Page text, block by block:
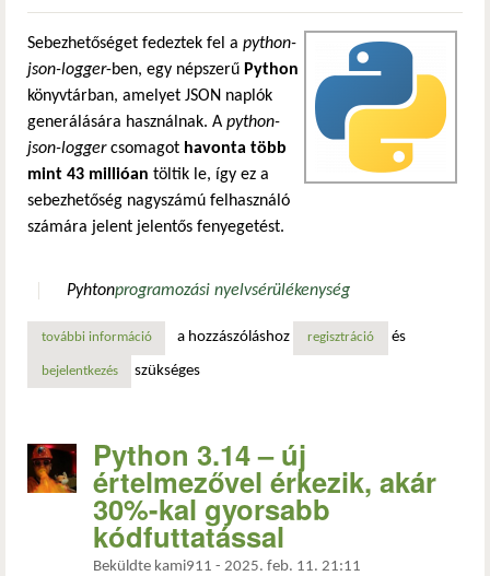
Sebezhetőséget fedeztek fel a python-
json-logger-ben, egy népszerű Python
könyvtárban, amelyet JSON naplók
generálására használnak. A python-
json-loggercsomagot havonta több
mint 43 millióan töltik le, így ez a
sebezhetőség nagyszámú felhasználó
számára jelent jelentős fenyegetést.
Pyhtonprogramozási nyelvsérülékenység
további információúj python sebezhetőség: több mint 43 millió sérülékeny
a hozzászóláshoz regisztráció és
bejelentkezés szükséges
Python 3.14 – új
értelmezővel érkezik, akár
30%-kal gyorsabb
kódfuttatással
Beküldte kami911 - 2025. feb. 11. 21:11